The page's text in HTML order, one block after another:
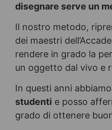
disegnare serve un
Il nostro metodo,
dei maestri
rendere in grado la
un oggetto dal vivo e
In questi anni
studenti e posso
grado di ottenere